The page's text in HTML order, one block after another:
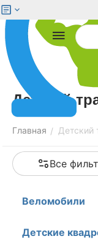
Детский
Главная / Детский
Все
Веломобили
Детские
Меню